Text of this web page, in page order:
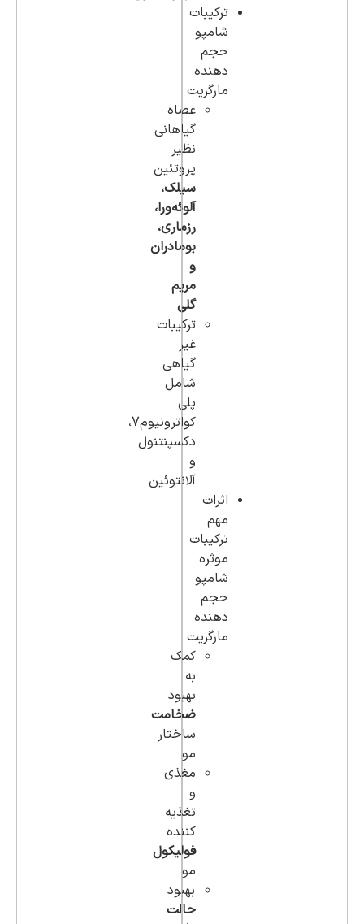
ترکیبات
شامپو
حجم
دهنده
مارگریت
عصاه
گیاهانی
نظیر
پروتئین
سیلک،
آلوئه‌ورا،
رزماری،
بومادران
و
مریم
گلی
ترکیبات
غیر
گیاهی
شامل
پلی
کواترونیوم7،
دکسپنتنول
و
آلانتوئین
اثرات
مهم
ترکیبات
موثره
شامپو
حجم
دهنده
مارگریت
کمک
به
بهبود
ضخامت
ساختار
مو
مغذی
و
تغذیه
کننده
فولیکول
مو
بهبود
حالت